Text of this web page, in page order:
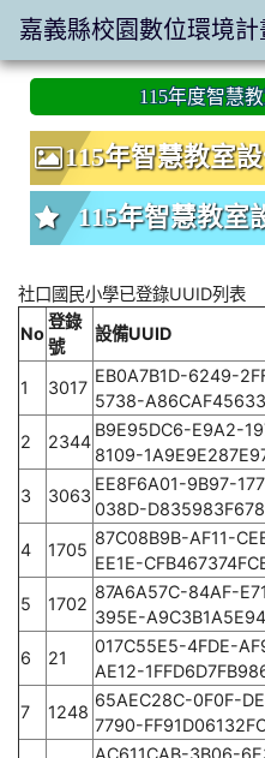
:::
115年度智慧
115年智慧教室
115年智慧教室
社口國民小學已登錄UUID列表
No
登錄
號
設備UUID
1
3017
EB0A7B1D-6249-
5738-
2
2344
B9E95DC6-E9A2-
8109-
3
3063
EE8F6A01-9B97-
038D-
4
1705
87C08B9B-AF11-
EE1E-
5
1702
87A6A57C-84AF-
395E-
6
21
017C55E5-4FDE-
AE12-
7
1248
65AEC28C-0F0F-
7790-
AC611CAB-3B06-
嘉義縣校園數位環境計